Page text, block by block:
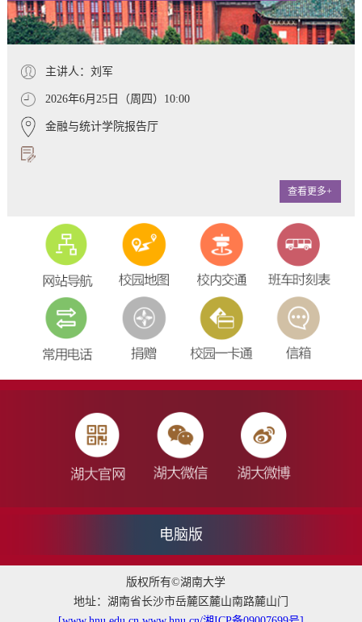
主讲人：刘军
2026年6月25日（周四）10:00
金融与统计学院报告厅
查看更多+
电脑版
版权所有©湖南大学
地址：湖南省长沙市岳麓区麓山南路麓山门